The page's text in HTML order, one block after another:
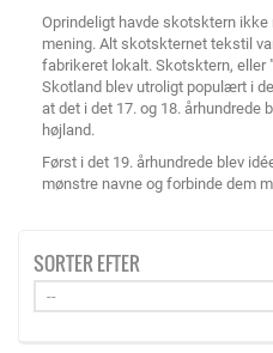
Oprindeligt havde skotsktern
mening. Alt skotskternet tekstil
fabrikeret lokalt. Skotsktern, eller
Skotland blev utroligt populært i
at det i det 17. og 18. århundrede
højland.
Først i det 19. århundrede blev
mønstre navne og forbinde dem
SORTER EFTER